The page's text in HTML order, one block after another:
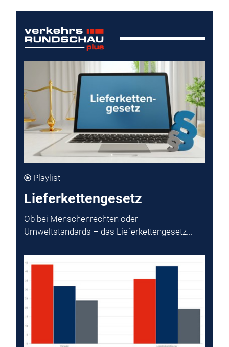
Playlist
Lieferkettengesetz
Ob bei Menschenrechten oder
Umweltstandards – das Lieferkettengesetz...